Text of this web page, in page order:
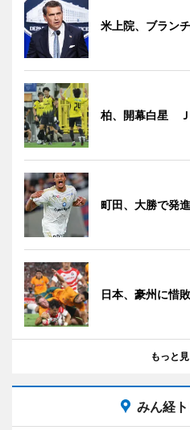
米上院、ブラン
柏、開幕白星
町田、大勝で発
日本、豪州に惜
もっと
みん経